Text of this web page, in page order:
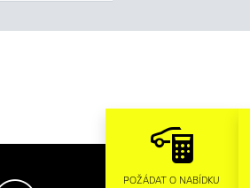
POŽÁDAT O NABÍDKU